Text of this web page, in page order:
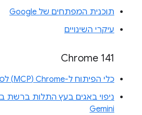
תוכנית המפתחים של Google
עיקרי השינויים
Chrome 141
כלי הפיתוח ל-Chrome‏ (MCP) לסוכן ה-AI
ניפוי באגים בעץ התלות ברשת
Gemini